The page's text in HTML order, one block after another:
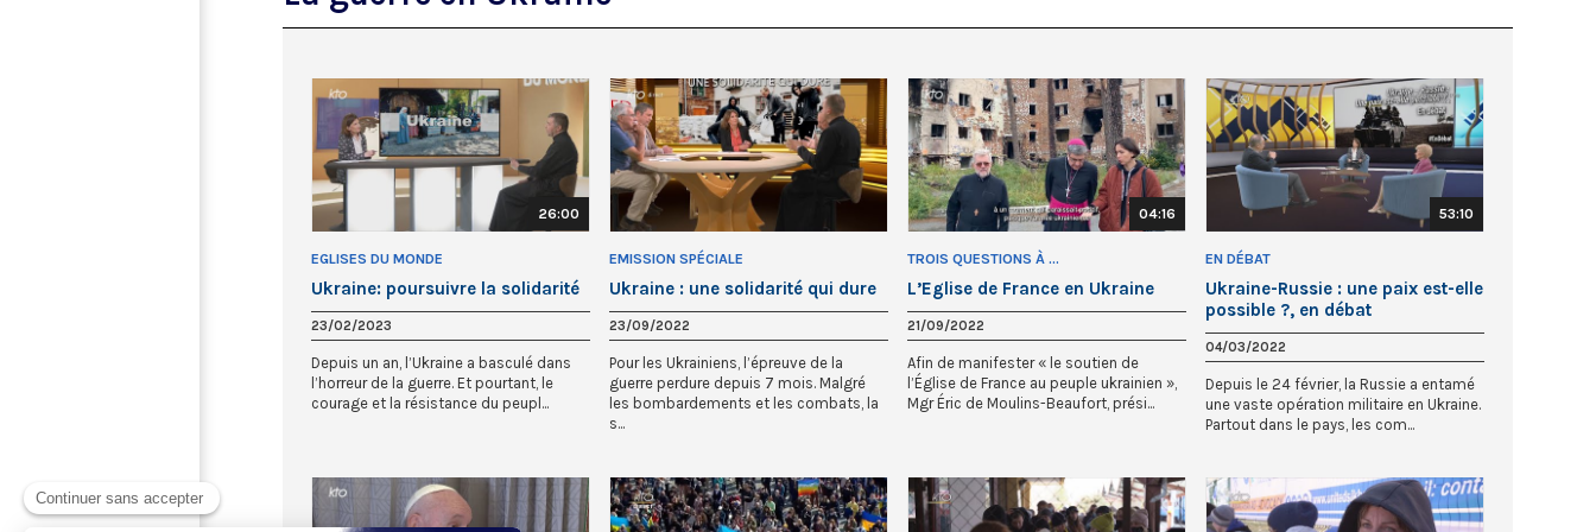
26:00
EGLISES DU MONDE
Ukraine: poursuivre la solidarité
23/02/2023
Depuis un an, l’Ukraine a basculé dans
l’horreur de la guerre. Et pourtant, le
courage et la résistance du peupl...
EMISSION SPÉCIALE
Ukraine : une solidarité qui dure
23/09/2022
Pour les Ukrainiens, l’épreuve de la
guerre perdure depuis 7 mois. Malgré
les bombardements et les combats, la
s...
04:16
TROIS QUESTIONS À ...
L’Eglise de France en Ukraine
21/09/2022
Afin de manifester « le soutien de
l’Église de France au peuple ukrainien »,
Mgr Éric de Moulins-Beaufort, prési...
53:10
EN DÉBAT
Ukraine-Russie : une paix est-elle
possible ?, en débat
04/03/2022
Depuis le 24 février, la Russie a entamé
une vaste opération militaire en Ukraine.
Partout dans le pays, les com...